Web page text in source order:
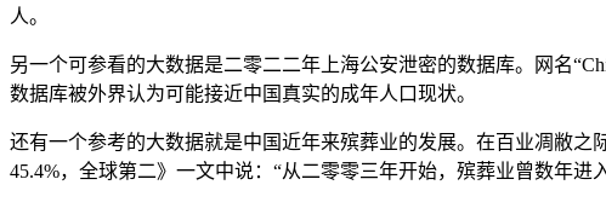
人。
另一个可参看的大数据是二零二二年上海公安泄密的数据库。网名
数据库被外界认为可能接近中国真实的成年人口现状。
还有一个参考的大数据就是中国近年来殡葬业的发展。在百业凋敝
45.4%，全球第二》一文中说：“从二零零三年开始，殡葬业曾数年进